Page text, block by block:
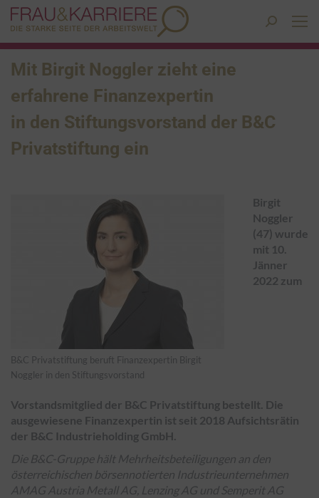
Search:
Mit Birgit Noggler zieht eine
erfahrene Finanzexpertin
in den Stiftungsvorstand der B&C
Privatstiftung ein
B&C Privatstiftung beruft Finanzexpertin Birgit
Noggler in den Stiftungsvorstand
Birgit
Noggler
(47) wurde
mit 10.
Jänner
2022 zum
Vorstandsmitglied der B&C Privatstiftung bestellt. Die
ausgewiesene Finanzexpertin ist seit 2018 Aufsichtsrätin
der B&C Industrieholding GmbH.
Die B&C-Gruppe hält Mehrheitsbeteiligungen an den
österreichischen börsennotierten Industrieunternehmen
AMAG Austria Metall AG, Lenzing AG und Semperit AG